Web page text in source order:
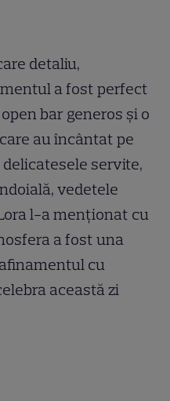
detaliu,
a fost perfect
bar generos și o
au încântat pe
servite,
vedetele
l-a menționat cu
a fost una
cu
această zi